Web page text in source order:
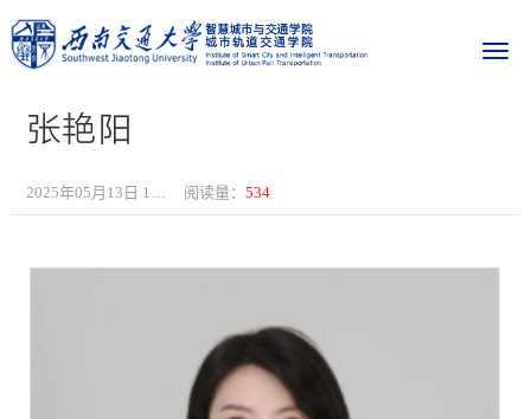
张艳阳
阅读量：534